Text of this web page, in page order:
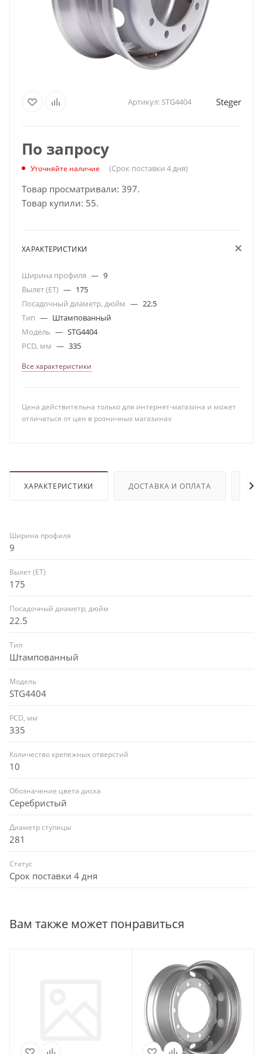
Артикул: STG4404 Steger
По запросу
Уточняйте наличие (Срок поставки 4 дня)
Товар просматривали: 397.
Товар купили: 55.
ХАРАКТЕРИСТИКИ
Ширина профиля — 9
Вылет (ET) — 175
Посадочный диаметр, дюйм — 22.5
Тип — Штампованный
Модель — STG4404
PCD, мм — 335
Все характеристики
Цена действительна только для интернет-магазина и может
отличаться от цен в розничных магазинах
ХАРАКТЕРИСТИКИ ДОСТАВКА И ОПЛАТА
Ширина профиля
9
Вылет (ET)
175
Посадочный диаметр, дюйм
22.5
Тип
Штампованный
Модель
STG4404
PCD, мм
335
Количество крепежных отверстий
10
Обозначение цвета диска
Серебристый
Диаметр ступицы
281
Статус
Срок поставки 4 дня
Вам также может понравиться